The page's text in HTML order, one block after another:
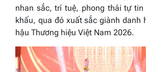
nhan sắc, trí tuệ, phong thái tự
khấu, qua đó xuất sắc giành danh
hậu Thương hiệu Việt Nam 2026.